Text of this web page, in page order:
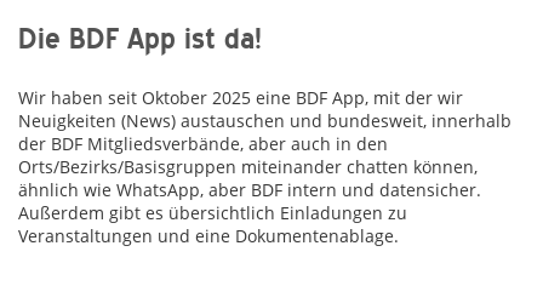
Die BDF App ist da!
Wir haben seit Oktober 2025 eine BDF App, mit der wir
Neuigkeiten (News) austauschen und bundesweit, innerhalb
der BDF Mitgliedsverbände, aber auch in den
Orts/Bezirks/Basisgruppen miteinander chatten können,
ähnlich wie WhatsApp, aber BDF intern und datensicher.
Außerdem gibt es übersichtlich Einladungen zu
Veranstaltungen und eine Dokumentenablage.